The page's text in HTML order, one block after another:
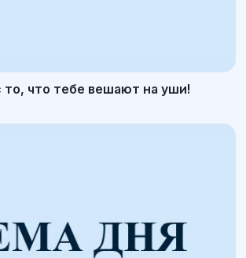
то, что тебе вешают на уши!